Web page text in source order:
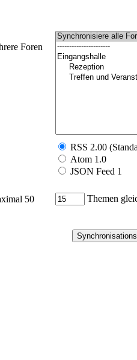
Foren
RSS 2.00
Atom 1.0
JSON Feed 1
50
Themen